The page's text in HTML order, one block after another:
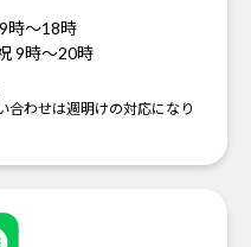
時～18時
9時～20時
わせは週明けの対応になり